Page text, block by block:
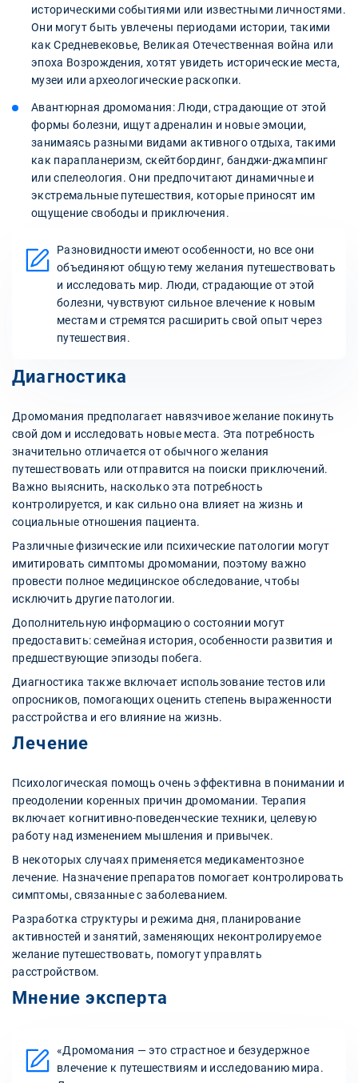
историческими событиями или известными личностями.
Они могут быть увлечены периодами истории, такими
как Средневековье, Великая Отечественная война или
эпоха Возрождения, хотят увидеть исторические места,
музеи или археологические раскопки.
Авантюрная дромомания: Люди, страдающие от этой
формы болезни, ищут адреналин и новые эмоции,
занимаясь разными видами активного отдыха, такими
как парапланеризм, скейтбординг, банджи-джампинг
или спелеология. Они предпочитают динамичные и
экстремальные путешествия, которые приносят им
ощущение свободы и приключения.
Разновидности имеют особенности, но все они
объединяют общую тему желания путешествовать
и исследовать мир. Люди, страдающие от этой
болезни, чувствуют сильное влечение к новым
местам и стремятся расширить свой опыт через
путешествия.
Диагностика
Дромомания предполагает навязчивое желание покинуть
свой дом и исследовать новые места. Эта потребность
значительно отличается от обычного желания
путешествовать или отправится на поиски приключений.
Важно выяснить, насколько эта потребность
контролируется, и как сильно она влияет на жизнь и
социальные отношения пациента.
Различные физические или психические патологии могут
имитировать симптомы дромомании, поэтому важно
провести полное медицинское обследование, чтобы
исключить другие патологии.
Дополнительную информацию о состоянии могут
предоставить: семейная история, особенности развития и
предшествующие эпизоды побега.
Диагностика также включает использование тестов или
опросников, помогающих оценить степень выраженности
расстройства и его влияние на жизнь.
Лечение
Психологическая помощь очень эффективна в понимании и
преодолении коренных причин дромомании. Терапия
включает когнитивно-поведенческие техники, целевую
работу над изменением мышления и привычек.
В некоторых случаях применяется медикаментозное
лечение. Назначение препаратов помогает контролировать
симптомы, связанные с заболеванием.
Разработка структуры и режима дня, планирование
активностей и занятий, заменяющих неконтролируемое
желание путешествовать, помогут управлять
расстройством.
Мнение эксперта
«Дромомания — это страстное и безудержное
влечение к путешествиям и исследованию мира.